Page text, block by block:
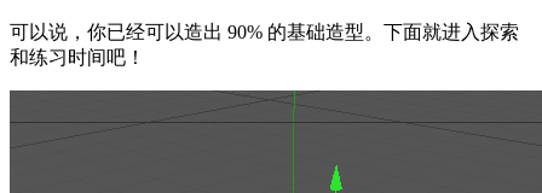
可以说，你已经可以造出 90% 的基础造型。下面就进入探索
和练习时间吧！